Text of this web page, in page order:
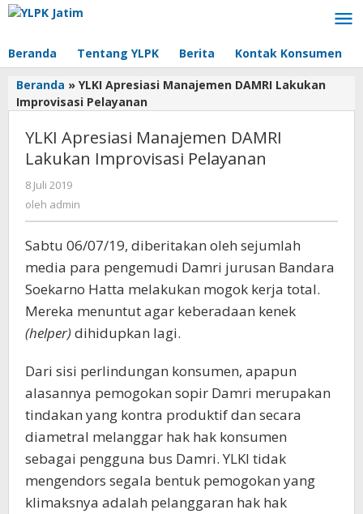
Lewati
Beranda Tentang YLPK Berita Kontak Konsumen
Beranda » YLKI Apresiasi Manajemen DAMRI Lakukan
Improvisasi Pelayanan
YLKI Apresiasi Manajemen DAMRI
Lakukan Improvisasi Pelayanan
8 Juli 2019
oleh admin
Sabtu 06/07/19, diberitakan oleh sejumlah
media para pengemudi Damri jurusan Bandara
Soekarno Hatta melakukan mogok kerja total.
Mereka menuntut agar keberadaan kenek
(helper)dihidupkan lagi.
Dari sisi perlindungan konsumen, apapun
alasannya pemogokan sopir Damri merupakan
tindakan yang kontra produktif dan secara
diametral melanggar hak hak konsumen
sebagai pengguna bus Damri. YLKI tidak
mengendors segala bentuk pemogokan yang
klimaksnya adalah pelanggaran hak hak